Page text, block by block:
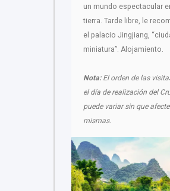
un mundo espectacular
tierra. Tarde libre, le
el palacio Jingjiang,
miniatura”. Alojamiento.
Nota:El orden de las
el día de realización del
puede variar sin que
mismas.